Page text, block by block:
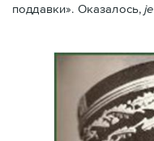
поддавки». Оказалось,